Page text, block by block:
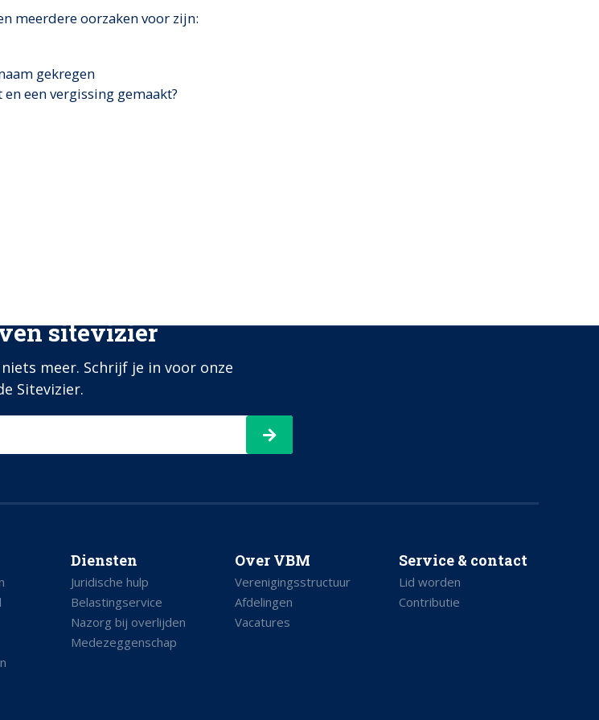
meerdere oorzaken voor zijn:
gekregen
een vergissing gemaakt?
sitevizier
meer. Schrijf je in voor onze
Sitevizier.
Diensten
Juridische hulp
Belastingservice
Nazorg bij overlijden
Medezeggenschap
Over VBM
Verenigingsstructuur
Afdelingen
Vacatures
Service & contact
Lid worden
Contributie